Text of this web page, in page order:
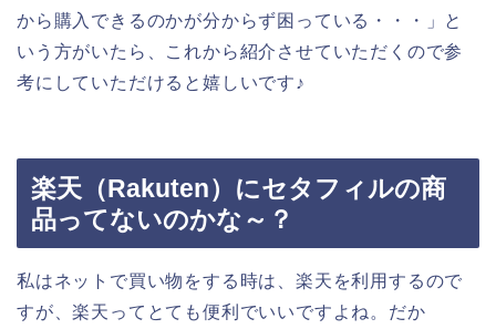
から購入できるのかが分からず困っている・・・」と
いう方がいたら、これから紹介させていただくので参
考にしていただけると嬉しいです♪
楽天（Rakuten）にセタフィルの商
品ってないのかな～？
私はネットで買い物をする時は、楽天を利用するので
すが、楽天ってとても便利でいいですよね。だか